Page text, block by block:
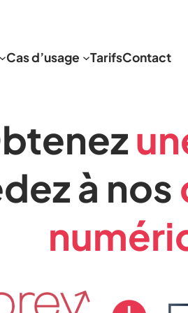
Cas d’usage TarifsContact
à nos